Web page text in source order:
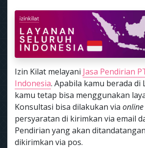
Izin Kilat melayani Jasa Pendirian
Indonesia. Apabila kamu berada di
kamu tetap bisa menggunakan
Konsultasi bisa dilakukan via online
persyaratan di kirimkan via email
Pendirian yang akan
dikirimkan via pos.